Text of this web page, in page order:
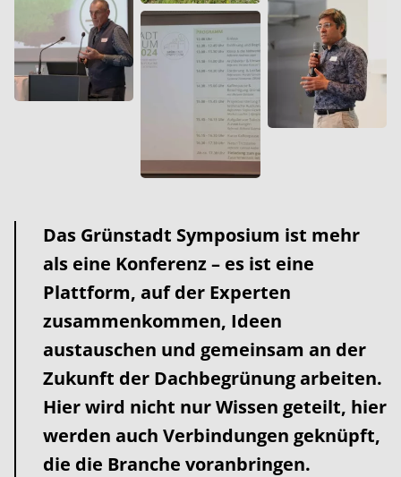
Das Grünstadt Symposium ist mehr
als eine Konferenz – es ist eine
Plattform, auf der Experten
zusammenkommen, Ideen
austauschen und gemeinsam an der
Zukunft der Dachbegrünung arbeiten.
Hier wird nicht nur Wissen geteilt, hier
werden auch Verbindungen geknüpft,
die die Branche voranbringen.